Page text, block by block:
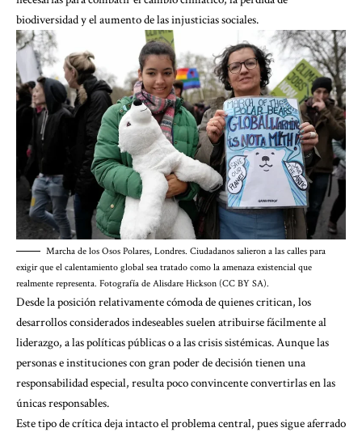
biodiversidad y el aumento de las injusticias sociales.
Marcha de los Osos Polares, Londres. Ciudadanos salieron a las calles para
exigir que el calentamiento global sea tratado como la amenaza existencial que
realmente representa. Fotografía de Alisdare Hickson (CC BY SA).
Desde la posición relativamente cómoda de quienes critican, los
desarrollos considerados indeseables suelen atribuirse fácilmente al
liderazgo, a las políticas públicas o a las crisis sistémicas. Aunque las
personas e instituciones con gran poder de decisión tienen una
responsabilidad especial, resulta poco convincente convertirlas en las
únicas responsables.
Este tipo de crítica deja intacto el problema central, pues sigue aferrado